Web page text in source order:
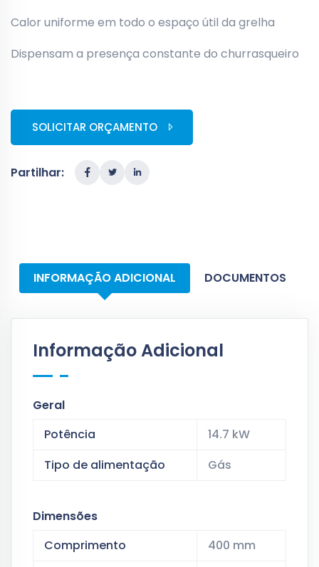
Calor uniforme em todo o espaço útil da grelha
Dispensam a presença constante do churrasqueiro
SOLICITAR ORÇAMENTO
Partilhar:
INFORMAÇÃO ADICIONAL DOCUMENTOS
Informação Adicional
Geral
Potência
14.7 kW
Tipo de alimentação
Gás
Dimensões
Comprimento
400 mm